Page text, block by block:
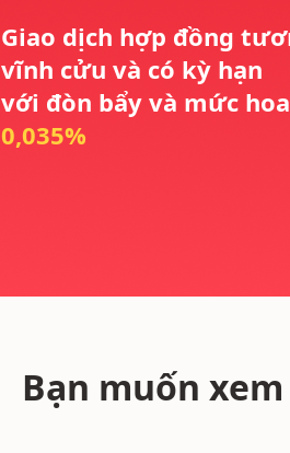
Giao dịch hợp đồng
vĩnh cửu và có kỳ hạn
với đòn bẩy và mức
0,035%
Bạn muốn